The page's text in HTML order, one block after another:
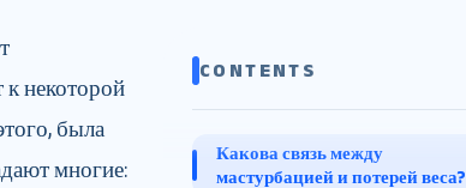
к некоторой
была
многие:
CONTENTS
Какова связь между
мастурбацией и потерей веса?